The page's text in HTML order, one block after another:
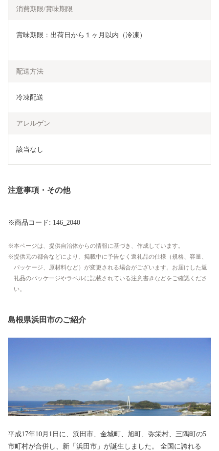
消費期限/賞味期限
賞味期限：出荷日から１ヶ月以内（冷凍）
配送方法
冷凍配送
アレルゲン
該当なし
注意事項・その他
※商品コード: 146_2040
本ページは、提供自治体からの情報に基づき、作成しています。
提供元の都合などにより、掲載中に予告なく返礼品の仕様（規格、容量、
パッケージ、原材料など）が変更される場合がございます。お届けした返
礼品のパッケージやラベルに記載されている注意書きなどをご確認くださ
い。
島根県浜田市のご紹介
平成17年10月1日に、浜田市、金城町、旭町、弥栄村、三隅町の5
市町村が合併し、新「浜田市」が誕生しました。 全国に誇れる